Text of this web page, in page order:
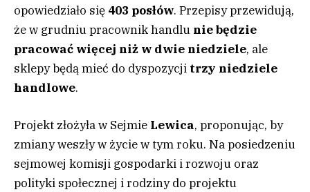
opowiedziało się 403 posłów. Przepisy przewidują,
że w grudniu pracownik handlu nie będzie
pracować więcej niż w dwie niedziele, ale
sklepy będą mieć do dyspozycji trzy niedziele
handlowe.
Projekt złożyła w Sejmie Lewica, proponując, by
zmiany weszły w życie w tym roku. Na posiedzeniu
sejmowej komisji gospodarki i rozwoju oraz
polityki społecznej i rodziny do projektu